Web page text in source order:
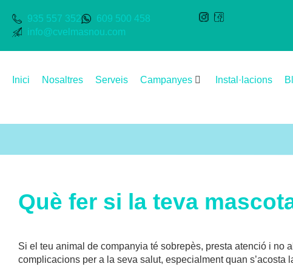
935 557 352
609 500 458
info@cvelmasnou.com
Inici Nosaltres Serveis Campanyes Instal·lacions
Què fer si la teva
Si el teu animal de companyia té sobrepès, presta atenció i no
complicacions per a la seva salut, especialment quan